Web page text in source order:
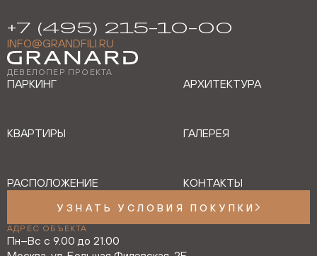
+7 (495) 215-10-00
INFO@GRANDFILI.RU
ДЕВЕЛОПЕР ПРОЕКТА
ПАРКИНГ АРХИТЕКТУРА
КВАРТИРЫ ГАЛЕРЕЯ
РАСПОЛОЖЕНИЕ КОНТАКТЫ
УЗНАТЬ УСЛОВИЯ ПОКУПКИ
АДРЕС ОБЪЕКТА
Пн–Вс с 9.00 до 21.00